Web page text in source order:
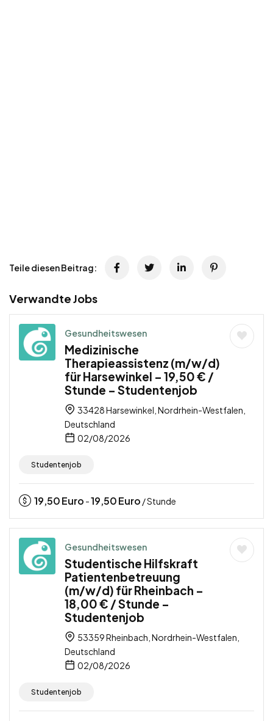
Teile diesen Beitrag:
Verwandte Jobs
Gesundheitswesen
Medizinische
Therapieassistenz (m/w/d)
für Harsewinkel – 19,50 € /
Stunde – Studentenjob
33428 Harsewinkel, Nordrhein-Westfalen,
Deutschland
02/08/2026
Studentenjob
19,50Euro -19,50Euro / Stunde
Gesundheitswesen
Studentische Hilfskraft
Patientenbetreuung
(m/w/d) für Rheinbach –
18,00 € / Stunde –
Studentenjob
53359 Rheinbach, Nordrhein-Westfalen,
Deutschland
02/08/2026
Studentenjob